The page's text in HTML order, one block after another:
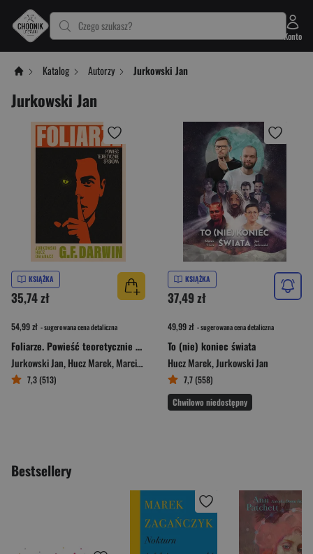
Czego szukasz?
Konto
Katalog Autorzy Jurkowski Jan
Jurkowski Jan
KSIĄŻKA
35,74 zł
54,99 zł - sugerowana cena detaliczna
Foliarze. Powieść teoretycznie spiskowa
Jurkowski Jan,Hucz Marek,Marcin Osiadacz
7,3 (513)
KSIĄŻKA
37,49 zł
49,99 zł - sugerowana cena detaliczna
To (nie) koniec świata
Hucz Marek,Jurkowski Jan
7,7 (558)
Chwilowo niedostępny
Bestsellery